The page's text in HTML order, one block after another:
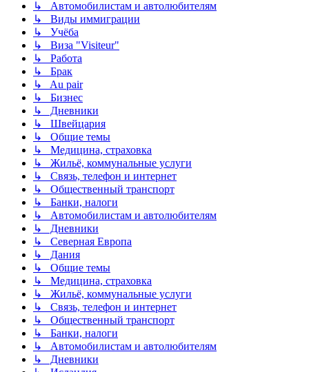
↳ Автомобилистам и автолюбителям
↳ Виды иммиграции
↳ Учёба
↳ Виза "Visiteur"
↳ Работа
↳ Брак
↳ Au pair
↳ Бизнес
↳ Дневники
↳ Швейцария
↳ Общие темы
↳ Медицина, страховка
↳ Жильё, коммунальные услуги
↳ Связь, телефон и интернет
↳ Общественный транспорт
↳ Банки, налоги
↳ Автомобилистам и автолюбителям
↳ Дневники
↳ Северная Европа
↳ Дания
↳ Общие темы
↳ Медицина, страховка
↳ Жильё, коммунальные услуги
↳ Связь, телефон и интернет
↳ Общественный транспорт
↳ Банки, налоги
↳ Автомобилистам и автолюбителям
↳ Дневники